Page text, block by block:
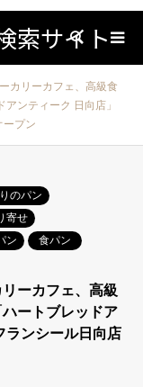
索サイト検索
カリーカフェ、高級食
ンティーク 日向店」
ープン
のパン
寄せ
ン
食パン
ーカフェ、高級
ートブレッドア
ランシール日向店